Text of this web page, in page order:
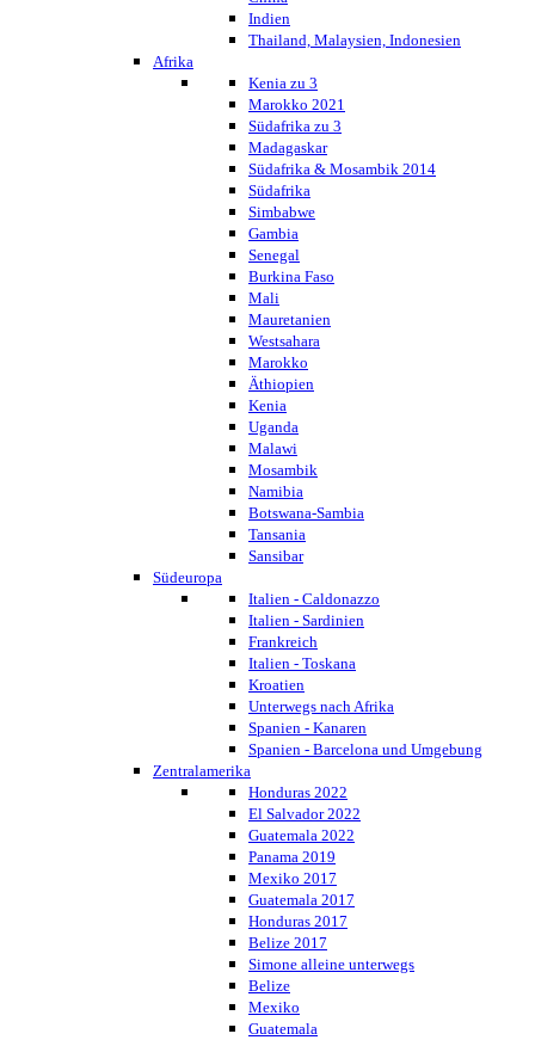
Indien
Thailand, Malaysien, Indonesien
Afrika
Kenia zu 3
Marokko 2021
Südafrika zu 3
Madagaskar
Südafrika & Mosambik 2014
Südafrika
Simbabwe
Gambia
Senegal
Burkina Faso
Mali
Mauretanien
Westsahara
Marokko
Äthiopien
Kenia
Uganda
Malawi
Mosambik
Namibia
Botswana-Sambia
Tansania
Sansibar
Südeuropa
Italien - Caldonazzo
Italien - Sardinien
Frankreich
Italien - Toskana
Kroatien
Unterwegs nach Afrika
Spanien - Kanaren
Spanien - Barcelona und Umgebung
Zentralamerika
Honduras 2022
El Salvador 2022
Guatemala 2022
Panama 2019
Mexiko 2017
Guatemala 2017
Honduras 2017
Belize 2017
Simone alleine unterwegs
Belize
Mexiko
Guatemala